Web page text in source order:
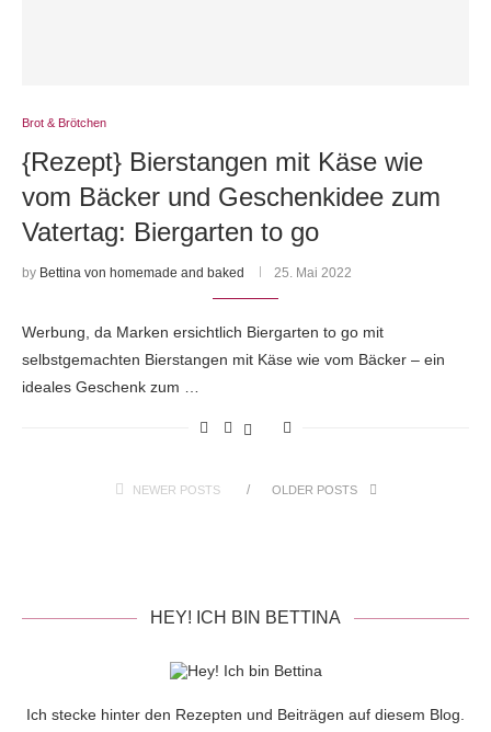
Brot & Brötchen
{Rezept} Bierstangen mit Käse wie
vom Bäcker und Geschenkidee zum
Vatertag: Biergarten to go
by Bettina von homemade and baked 25. Mai 2022
Werbung, da Marken ersichtlich Biergarten to go mit
selbstgemachten Bierstangen mit Käse wie vom Bäcker – ein
ideales Geschenk zum …
NEWER POSTS OLDER POSTS
HEY! ICH BIN BETTINA
Ich stecke hinter den Rezepten und Beiträgen auf diesem Blog.